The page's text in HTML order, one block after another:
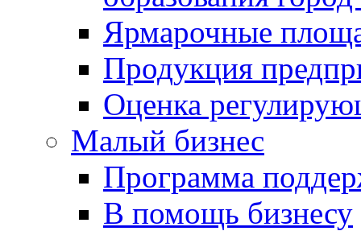
Ярмарочные
Продукция
Оценка
Малый бизнес
Программа
В помощь бизнесу